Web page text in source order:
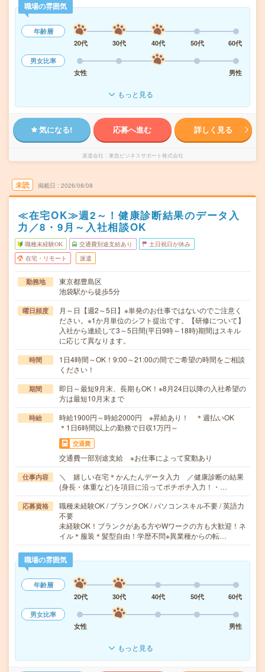
職場の雰囲気
年齢層
20代
30代 40代 50代
60代
男女比率
女性
男性
もっと見る
気になる! 応募へ進む 詳しく見る
派遣会社 東急ビジネスサポート株式会社
未読 掲載日 2026/08/08
≪在宅OK≫週2～！健康診断結果のデータ入
力／8・9月～入社相談OK
職種未経験OK 交通費別途支給あり 土日祝日が休み
在宅・リモート 派遣
勤務地
東京都豊島区
池袋駅から徒歩5分
曜日頻度
月～日【週2～5日】※単発のお仕事ではないのでご注意く
ださい。※1か月単位のシフト提出です。【研修について】
入社から連続して3～5日間(平日9時～18時)期間はスキル
に応じて異なります。
時間
1日4時間～OK！9:00～21:00の間でご希望の時間をご相談
ください！
期間
即日～最短9月末、長期もOK！※8月24日以降の入社希望の
方は最短10月末まで
時給
時給1900円～時給2000円 ※昇給あり！ ＊週払いOK
＊1日6時間以上の勤務で日収1万円～
交通費
交通費一部別途支給 ※お仕事によって変動あり
仕事内容
＼ 嬉しい在宅＊かんたんデータ入力 ／健康診断の結果
(身長・体重など)を項目に沿ってポチポチ入力！・…
応募資格
職種未経験OK / ブランクOK / パソコンスキル不要 / 英語力
不要
未経験OK！ブランクがある方やWワークの方も大歓迎！ネ
イル＊服装＊髪型自由！学歴不問※異業種からの転…
職場の雰囲気
年齢層
20代
30代 40代 50代
60代
男女比率
女性
男性
もっと見る